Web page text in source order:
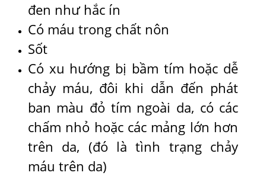
đen như hắc ín
Có máu trong chất nôn
Sốt
Có xu hướng bị bầm tím hoặc dễ
chảy máu, đôi khi dẫn đến phát
ban màu đỏ tím ngoài da, có các
chấm nhỏ hoặc các mảng lớn hơn
trên da, (đó là tình trạng chảy
máu trên da)